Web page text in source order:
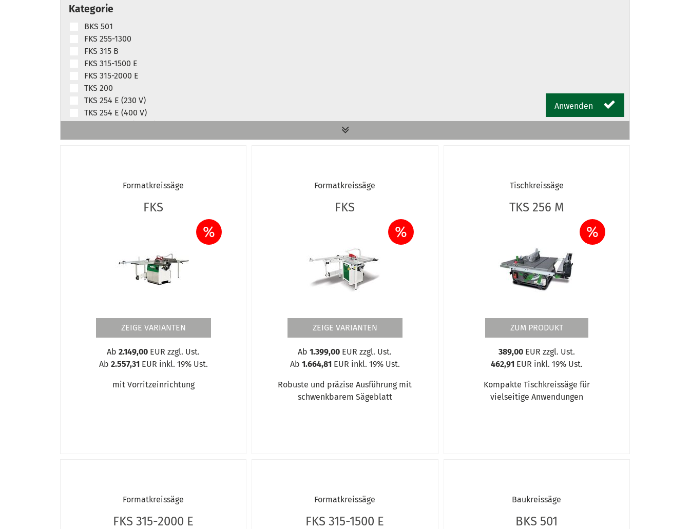
Kategorie
BKS 501
FKS 255-1300
FKS 315 B
FKS 315-1500 E
FKS 315-2000 E
TKS 200
TKS 254 E (230 V)
TKS 254 E (400 V)
TKS 316 PRO (230 V)
Anwenden
Formatkreissäge
FKS
%
ZEIGE VARIANTEN
Ab2.149,00 EUR zzgl. Ust.
Ab 2.557,31 EUR inkl. 19% Ust.
mit Vorritzeinrichtung
Formatkreissäge
FKS
%
ZEIGE VARIANTEN
Ab1.399,00 EUR zzgl. Ust.
Ab 1.664,81 EUR inkl. 19% Ust.
Robuste und präzise Ausführung mit
schwenkbarem Sägeblatt
Tischkreissäge
TKS 256 M
%
ZUM PRODUKT
389,00EUR zzgl. Ust.
462,91 EUR inkl. 19% Ust.
Kompakte Tischkreissäge für
vielseitige Anwendungen
Formatkreissäge
FKS 315-2000 E
Formatkreissäge
FKS 315-1500 E
Baukreissäge
BKS 501